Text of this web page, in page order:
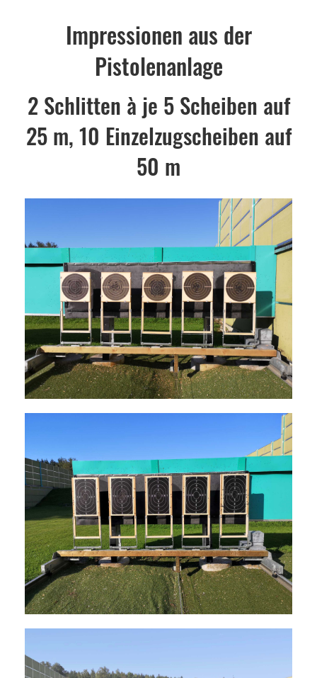
Impressionen aus der
Pistolenanlage
2 Schlitten à je 5 Scheiben auf
25 m, 10 Einzelzugscheiben auf
50 m